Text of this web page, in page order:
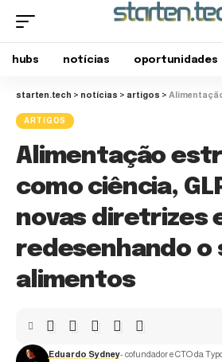
hubs notícias oportunidades
starten.tech > notícias > artigos > Alimentação estratégica: como
ARTIGOS
Alimentação
como ciência,
novas diretrizes
redesenhando o
alimentos
Eduardo Sydney- cofundador e CTO da